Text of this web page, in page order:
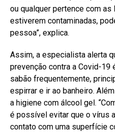
ou qualquer pertence com
estiverem contaminadas,
pessoa”, explica.
Assim, a especialista alerta
prevenção contra a Covid-19
sabão frequentemente,
espirrar e ir ao banheiro.
a higiene com álcool gel.
é possível evitar que o vírus
contato com uma superfície